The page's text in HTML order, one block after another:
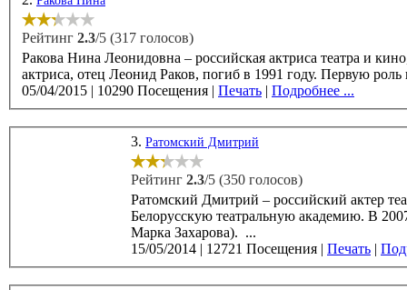
Рейтинг 2.3/5 (317 голосов)
Ракова Нина Леонидовна – российская актриса театра и
актриса, отец
05/04/2015 | 10290 Посещения | Печать | Подробнее ...
3. Ратомский Дмитрий
Рейтинг 2.3/5 (350 голосов)
Ратомский Дмитрий – российский актер театра и
Белорусскую театральную академию. В 2007 году Дмитрий Ратомский окончил режиссёрский факультет РАТИ (курс
Марка Захарова). ...
15/05/2014 | 12721 Посещения | Печать |